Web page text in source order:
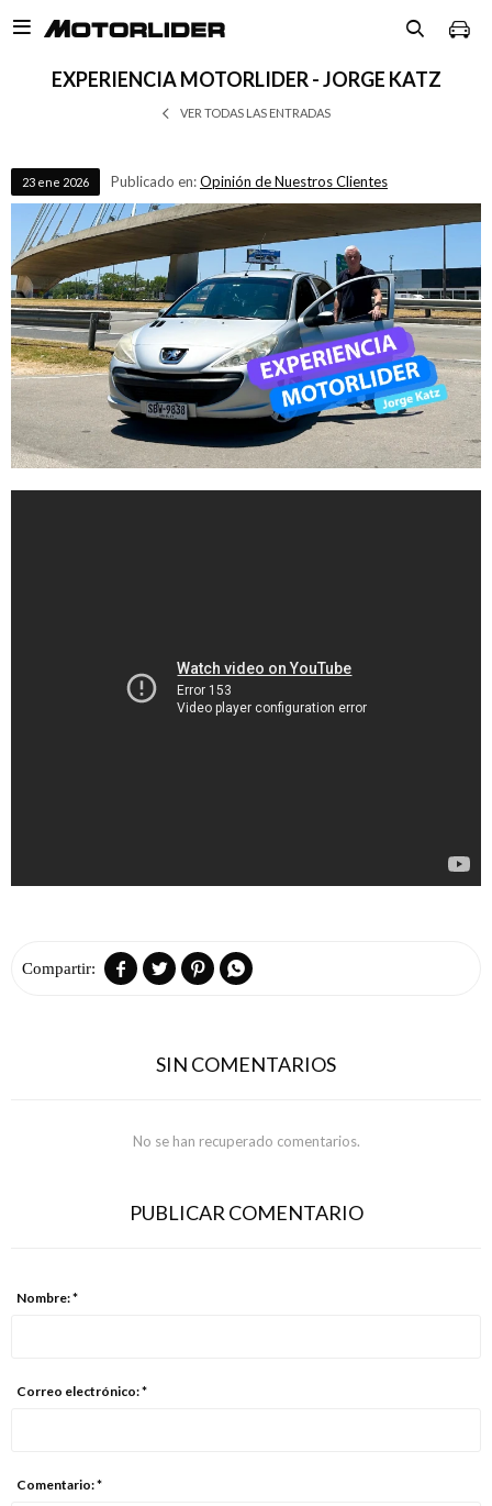

EXPERIENCIA MOTORLIDER - JORGE KATZ
VER TODAS LAS ENTRADAS
23 ene 2026 Publicado en:Opinión de Nuestros Clientes
   
SIN COMENTARIOS
No se han recuperado comentarios.
PUBLICAR COMENTARIO
Nombre: *
Correo electrónico: *
Comentario: *